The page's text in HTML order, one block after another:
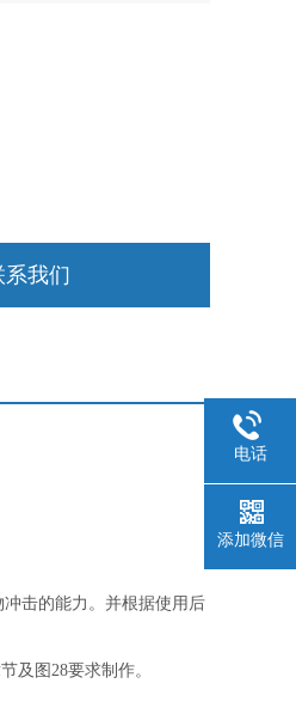
系我们
击的能力。并根据使用后
及图28要求制作。
电话
添加微信